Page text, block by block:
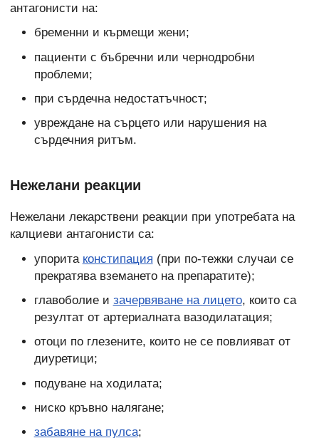
антагонисти на:
бременни и кърмещи жени;
пациенти с бъбречни или чернодробни
проблеми;
при сърдечна недостатъчност;
увреждане на сърцето или нарушения на
сърдечния ритъм.
Нежелани реакции
Нежелани лекарствени реакции при употребата на
калциеви антагонисти са:
упорита констипация (при по-тежки случаи се
прекратява вземането на препаратите);
главоболие и зачервяване на лицето, които са
резултат от артериалната вазодилатация;
отоци по глезените, които не се повлияват от
диуретици;
подуване на ходилата;
ниско кръвно налягане;
забавяне на пулса;